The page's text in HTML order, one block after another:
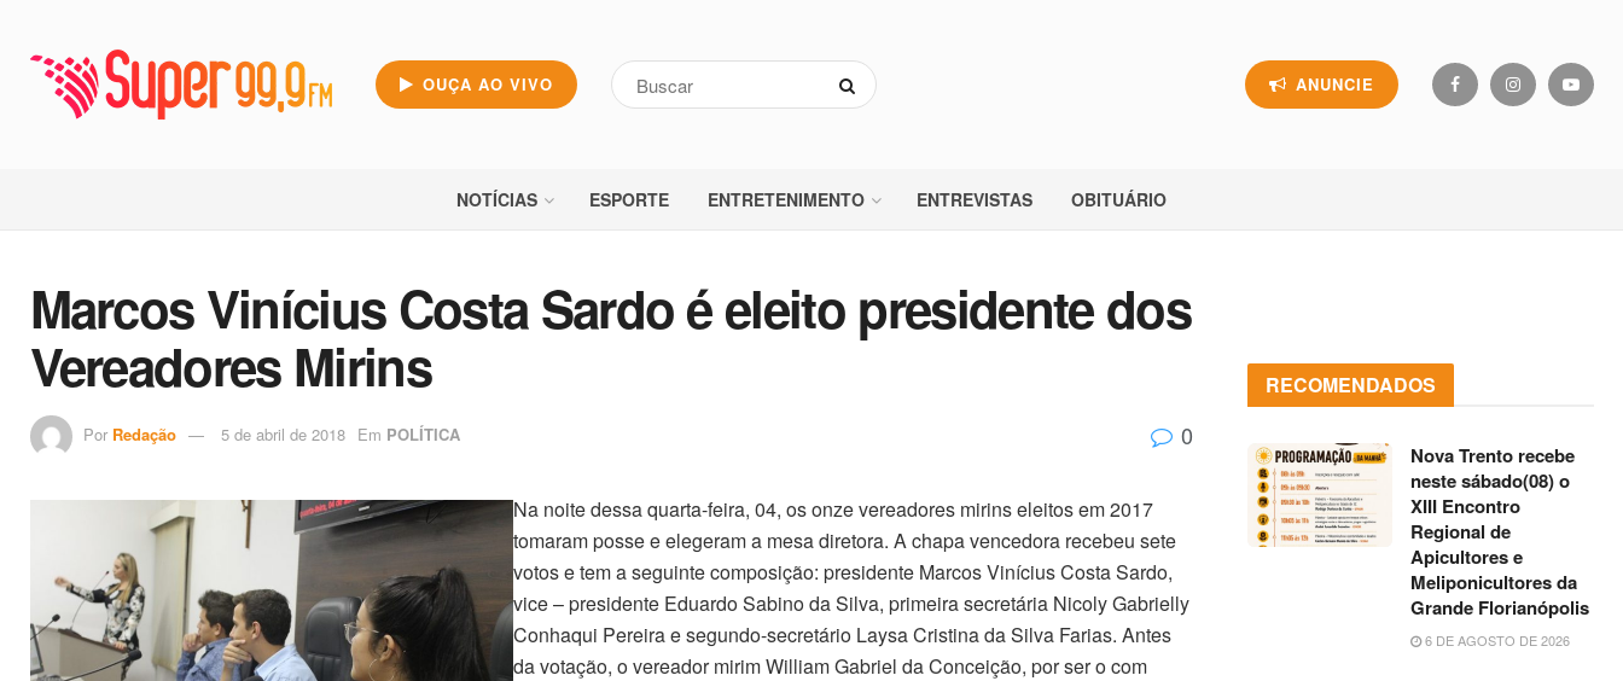
OUÇA AO VIVO ANUNCIE
NOTÍCIAS ESPORTE ENTRETENIMENTO ENTREVISTAS OBITUÁRIO
Marcos Vinícius Costa Sardo é eleito presidente dos
Vereadores Mirins
Por Redação 5 de abril de 2018 Em POLÍTICA 0
Na noite dessa quarta-feira, 04, os onze vereadores mirins eleitos em 2017
tomaram posse e elegeram a mesa diretora. A chapa vencedora recebeu sete
votos e tem a seguinte composição: presidente Marcos Vinícius Costa Sardo,
vice – presidente Eduardo Sabino da Silva, primeira secretária Nicoly Gabrielly
Conhaqui Pereira e segundo-secretário Laysa Cristina da Silva Farias. Antes
da votação, o vereador mirim William Gabriel da Conceição, por ser o com
RECOMENDADOS
Nova Trento recebe
neste sábado(08) o
XIII Encontro
Regional de
Apicultores e
Meliponicultores da
Grande Florianópolis
6 DE AGOSTO DE 2026